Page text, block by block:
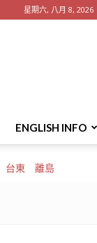
星期六, 八月 8, 2026
ENGLISH INFO
台東 離島